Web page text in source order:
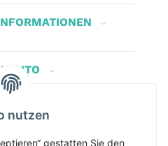
nutzen
gestatten Sie den